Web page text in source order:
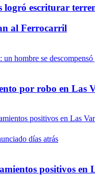
logró escriturar
al Ferrocarril
por robo en Las
positivos en